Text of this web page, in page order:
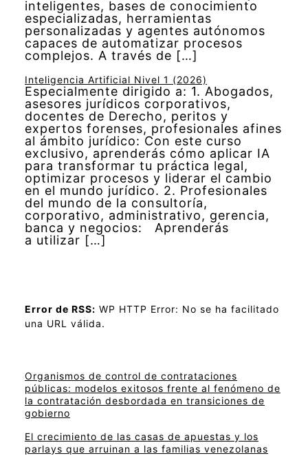
inteligentes, bases de conocimiento
especializadas, herramientas
personalizadas y agentes autónomos
capaces de automatizar procesos
complejos. A través de […]
Inteligencia Artificial Nivel 1 (2026)
Especialmente dirigido a: 1. Abogados,
asesores jurídicos corporativos,
docentes de Derecho, peritos y
expertos forenses, profesionales afines
al ámbito jurídico: Con este curso
exclusivo, aprenderás cómo aplicar IA
para transformar tu práctica legal,
optimizar procesos y liderar el cambio
en el mundo jurídico. 2. Profesionales
del mundo de la consultoría,
corporativo, administrativo, gerencia,
banca y negocios: Aprenderás
a utilizar […]
Error de RSS: WP HTTP Error: No se ha facilitado
una URL válida.
Organismos de control de contrataciones
públicas: modelos exitosos frente al fenómeno de
la contratación desbordada en transiciones de
gobierno
El crecimiento de las casas de apuestas y los
parlays que arruinan a las familias venezolanas